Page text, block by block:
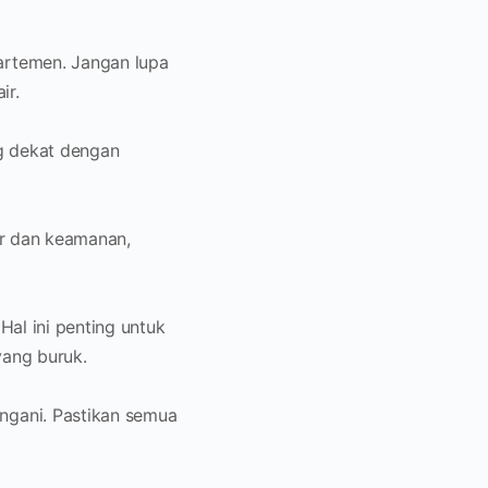
Jangan lupa
dekat dengan
keamanan,
ini penting untuk
buruk.
Pastikan semua